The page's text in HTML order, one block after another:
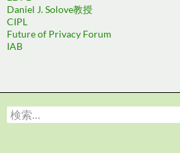
Daniel J. Solove教授
CIPL
Future of Privacy Forum
IAB
検
索: